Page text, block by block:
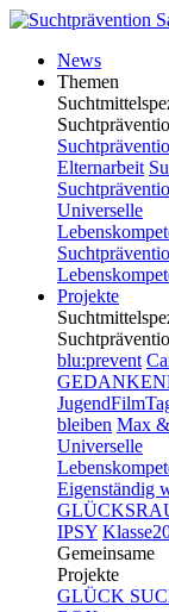
News
Themen
Elternarbeit
Universelle
Projekte
blu:prevent
bleiben Max
Universelle
Eigenständig
IPSY
Gemeinsame
Projekte
GLÜCK